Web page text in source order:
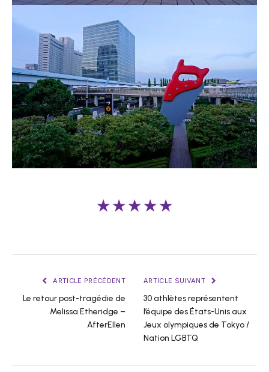
★★★★★
ARTICLE PRÉCÉDENT
Le retour post-tragédie de
Melissa Etheridge –
AfterEllen
ARTICLE SUIVANT
30 athlètes représentent
l’équipe des États-Unis aux
Jeux olympiques de Tokyo /
Nation LGBTQ